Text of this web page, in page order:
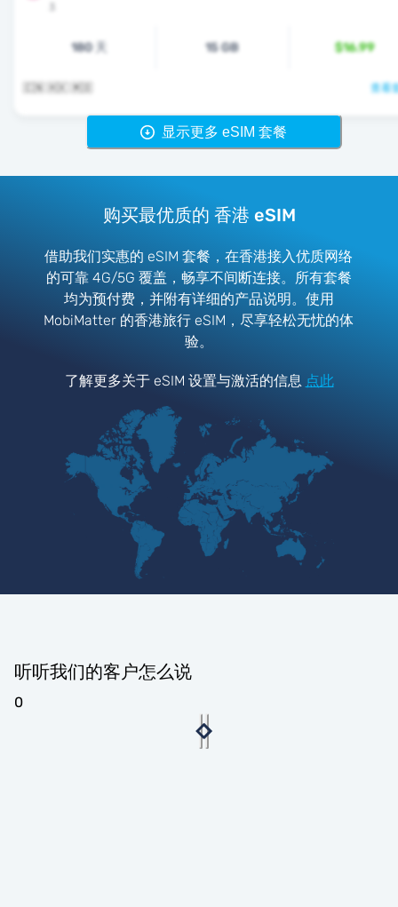
180 天 15 GB $16.99
🇨🇳 🇭🇰 🇲🇴 查看
显示更多 eSIM 套餐
购买最优质的 香港 eSIM
借助我们实惠的 eSIM 套餐，在香港接入优质网络
的可靠 4G/5G 覆盖，畅享不间断连接。所有套餐
均为预付费，并附有详细的产品说明。使用
MobiMatter 的香港旅行 eSIM，尽享轻松无忧的体
验。
了解更多关于 eSIM 设置与激活的信息 点此
听听我们的客户怎么说
0